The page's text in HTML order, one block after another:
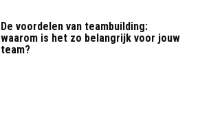
De voordelen van teambuilding:
waarom is het zo belangrijk voor jouw
team?